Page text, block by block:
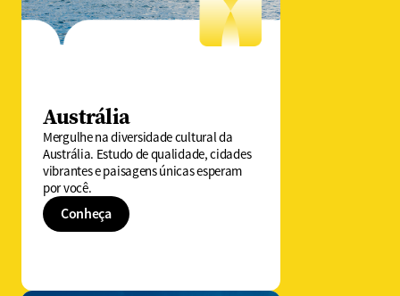
Austrália
Mergulhe na diversidade cultural da
Austrália. Estudo de qualidade, cidades
vibrantes e paisagens únicas esperam
por você.
Conheça